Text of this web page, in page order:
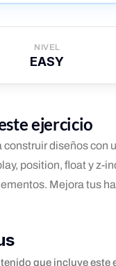
NIVEL
EASY
ejercicio
construir diseños con
position, float y z-
Mejora tus
que incluye este